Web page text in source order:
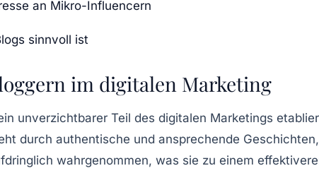
an Mikro-Influencern
sinnvoll ist
im digitalen Marketing
unverzichtbarer Teil des digitalen Marketings
durch authentische und ansprechende
wahrgenommen, was sie zu einem